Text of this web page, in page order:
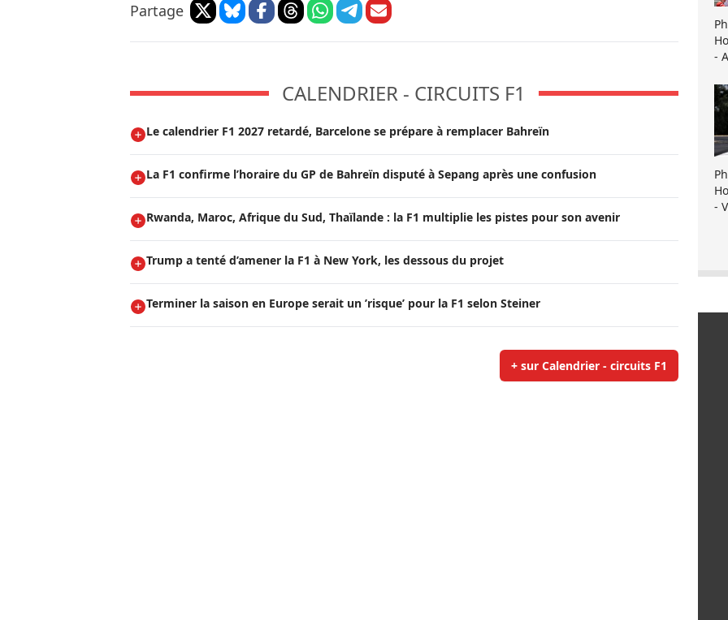
Partage
CALENDRIER - CIRCUITS F1
Le calendrier F1 2027 retardé, Barcelone se prépare à remplacer Bahreïn
La F1 confirme l’horaire du GP de Bahreïn disputé à Sepang après une confusion
Rwanda, Maroc, Afrique du Sud, Thaïlande : la F1 multiplie les pistes pour son avenir
Trump a tenté d’amener la F1 à New York, les dessous du projet
Terminer la saison en Europe serait un ’risque’ pour la F1 selon Steiner
+ sur Calendrier - circuits F1
-
-